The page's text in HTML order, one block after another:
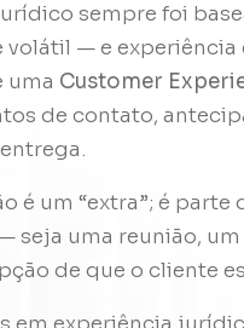
sempre foi
volátil — e experiência
uma Customer
de contato,
é um “extra”; é parte
seja uma reunião,
de que o cliente